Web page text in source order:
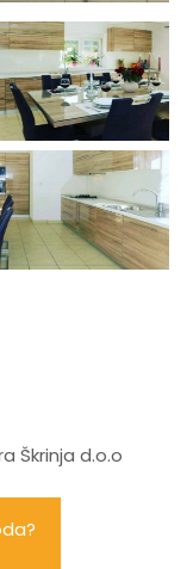
Škrinja d.o.o